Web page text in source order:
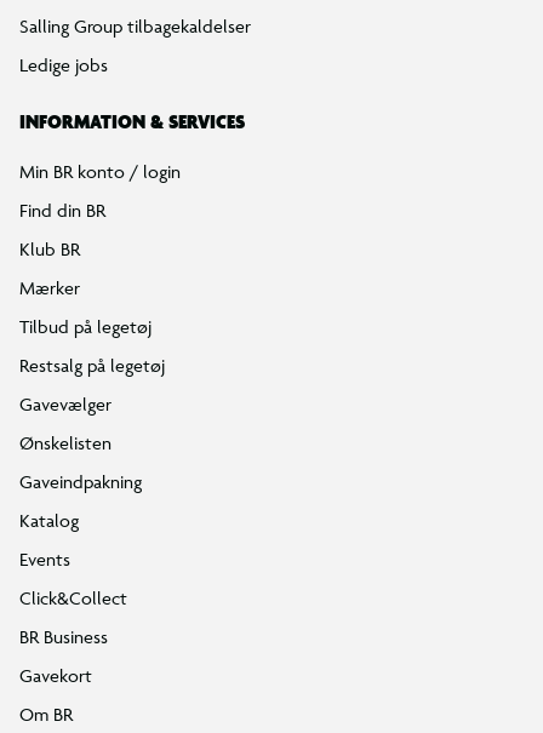
Salling Group tilbagekaldelser
Ledige jobs
INFORMATION & SERVICES
Min BR konto / login
Find din BR
Klub BR
Mærker
Tilbud på legetøj
Restsalg på legetøj
Gavevælger
Ønskelisten
Gaveindpakning
Katalog
Events
Click&Collect
BR Business
Gavekort
Om BR